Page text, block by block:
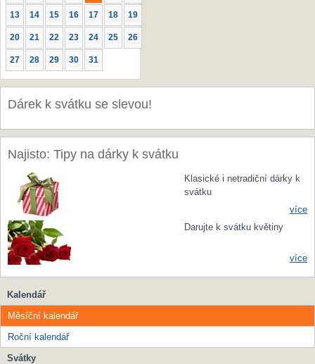
13 14 15 16 17 18 19
20 21 22 23 24 25 26
27 28 29 30 31
Dárek k svátku se slevou!
Najisto: Tipy na dárky k svátku
Klasické i netradiční dárky k
svátku
více
Darujte k svátku květiny
více
Kalendář
Měsíční kalendář
Roční kalendář
Svátky